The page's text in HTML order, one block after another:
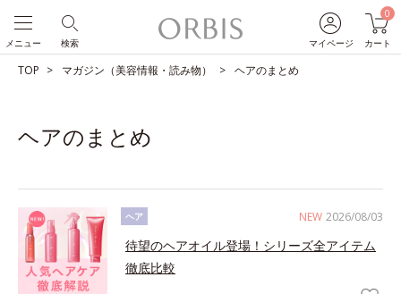
マイページ
0
カート
検索
メニュー
TOP マガジン（美容情報・読み物） ヘアのまとめ
ヘアのまとめ
NEW 2026/08/03
ヘア
待望のヘアオイル登場！シリーズ全アイテム
徹底比較